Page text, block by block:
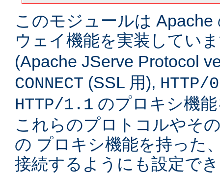
このモジュールは
ウェイ機能を実装してい
(Apache JServe Protocol
CONNECT (SSL 用), HTTP/
HTTP/1.1 のプロキシ機
これらのプロトコルやそ
の プロキシ機能を持った
接続するようにも設定で